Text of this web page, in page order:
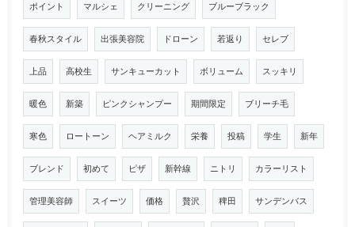
ポイント マルシェ クリーニング ブルーブラック
春秋スタイル 出張美容院 ドローン 若返り セレブ
上品 高校生 サンキューカット ボリューム スッキリ
暖色 新築 ピンクシャンプー 期間限定 ブリーチ毛
寒色 ロートーン ヘアミルク 栄養 投稿 学生 新年
ブレンド 初めて ピザ 新幹線 ニトリ カラーリスト
管理美容師 スイーツ 価格 贅沢 稗田 サンデンバス